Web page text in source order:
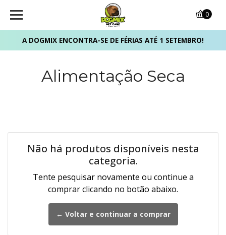
A DOGMIX ENCONTRA-SE DE FÉRIAS ATÉ 1 SETEMBRO!
0
Alimentação Seca
Não há produtos disponíveis nesta
categoria.
Tente pesquisar novamente ou continue a
comprar clicando no botão abaixo.
← Voltar e continuar a comprar